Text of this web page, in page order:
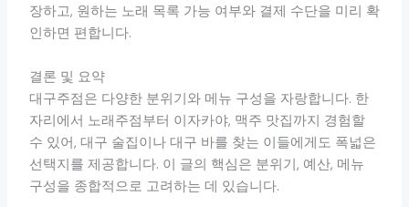
장하고, 원하는 노래 목록 가능 여부와 결제 수단을 미리 확
인하면 편합니다.
결론 및 요약
대구주점은 다양한 분위기와 메뉴 구성을 자랑합니다. 한
자리에서 노래주점부터 이자카야, 맥주 맛집까지 경험할
수 있어, 대구 술집이나 대구 바를 찾는 이들에게도 폭넓은
선택지를 제공합니다. 이 글의 핵심은 분위기, 예산, 메뉴
구성을 종합적으로 고려하는 데 있습니다.